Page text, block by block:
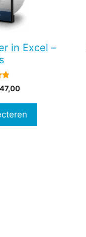
in Excel –
47,00Prijsklasse:
€47,00